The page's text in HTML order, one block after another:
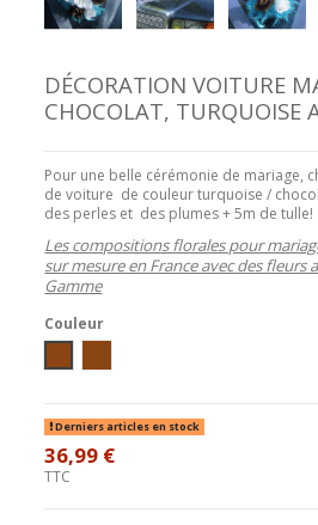
DÉCORATION VOITURE
CHOCOLAT, TURQUOISE
Pour une belle cérémonie de mariage,
de voiture de couleur turquoise /
des perles et des plumes + 5m de tulle!
Les compositions florales pour
sur mesure en France avec des fleurs
Gamme
Couleur
Derniers articles en stock
36,99 €
TTC